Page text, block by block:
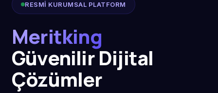
RESMİ KURUMSAL PLATFORM
Meritking
Güvenilir Dijital
Çözümler